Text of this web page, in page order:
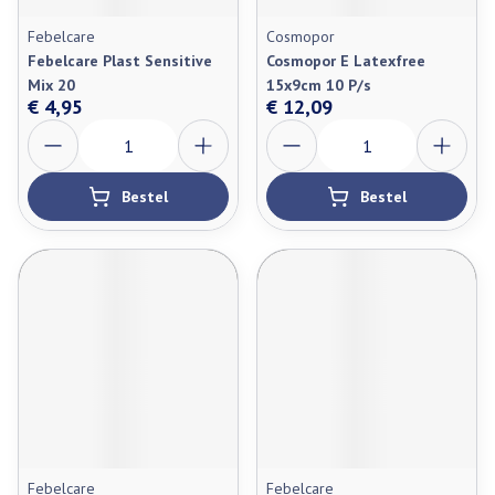
Febelcare
Febelcare Plast Sensitive
Mix 20
€ 4,95
Aantal
Bestel
Cosmopor
Cosmopor E Latexfree
15x9cm 10 P/s
€ 12,09
Aantal
Bestel
Febelcare Febelcare